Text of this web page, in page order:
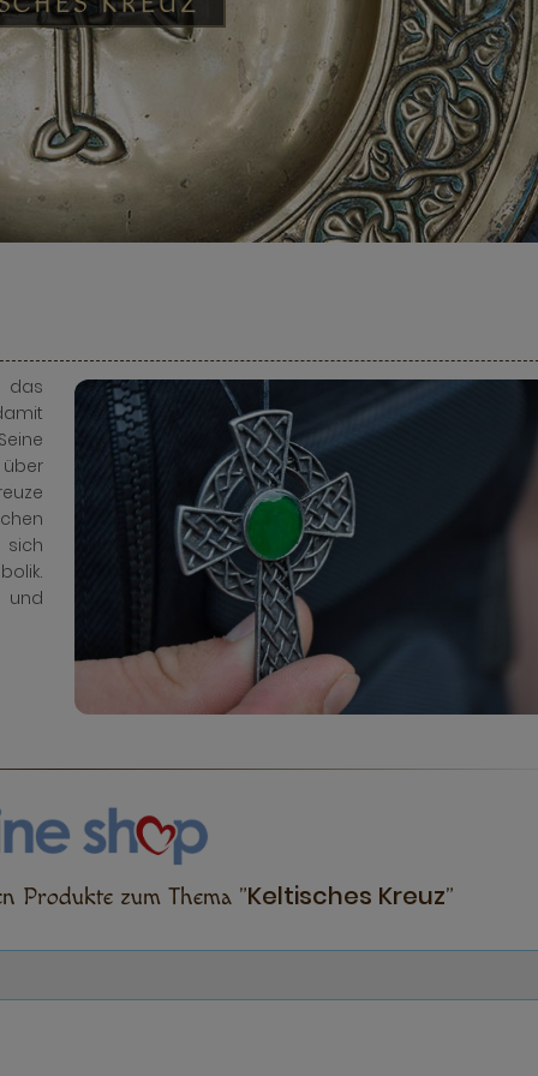
das
sich
Produkte zum Thema "Keltisches Kreuz"